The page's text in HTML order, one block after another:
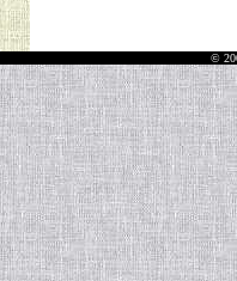
©